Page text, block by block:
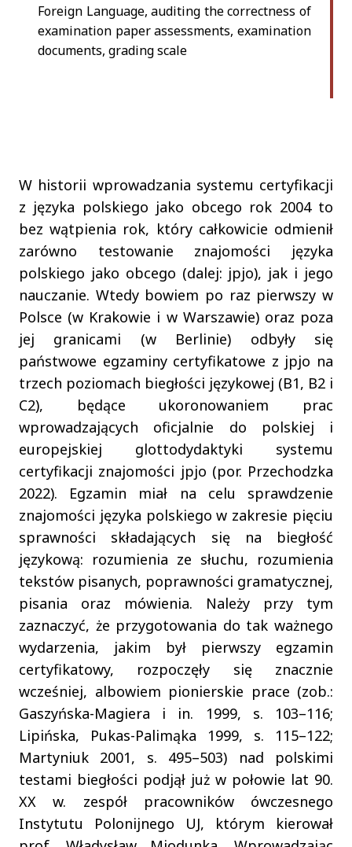
Foreign Language, auditing the correctness of
examination paper assessments, examination
documents, grading scale
W historii wprowadzania systemu certyfikacji
z języka polskiego jako obcego rok 2004 to
bez wątpienia rok, który całkowicie odmienił
zarówno testowanie znajomości języka
polskiego jako obcego (dalej: jpjo), jak i jego
nauczanie. Wtedy bowiem po raz pierwszy w
Polsce (w Krakowie i w Warszawie) oraz poza
jej granicami (w Berlinie) odbyły się
państwowe egzaminy certyfikatowe z jpjo na
trzech poziomach biegłości językowej (B1, B2 i
C2), będące ukoronowaniem prac
wprowadzających oficjalnie do polskiej i
europejskiej glottodydaktyki systemu
certyfikacji znajomości jpjo (por. Przechodzka
2022). Egzamin miał na celu sprawdzenie
znajomości języka polskiego w zakresie pięciu
sprawności składających się na biegłość
językową: rozumienia ze słuchu, rozumienia
tekstów pisanych, poprawności gramatycznej,
pisania oraz mówienia. Należy przy tym
zaznaczyć, że przygotowania do tak ważnego
wydarzenia, jakim był pierwszy egzamin
certyfikatowy, rozpoczęły się znacznie
wcześniej, albowiem pionierskie prace (zob.:
Gaszyńska-Magiera i in. 1999, s. 103–116;
Lipińska, Pukas-Palimąka 1999, s. 115–122;
Martyniuk 2001, s. 495–503) nad polskimi
testami biegłości podjął już w połowie lat 90.
XX w. zespół pracowników ówczesnego
Instytutu Polonijnego UJ, którym kierował